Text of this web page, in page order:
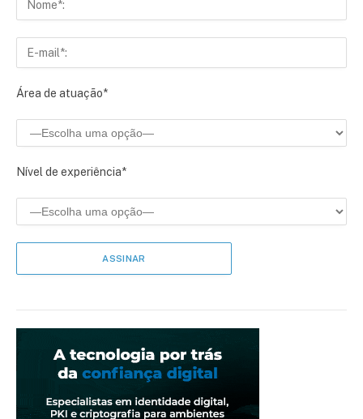
Área de atuação*
Nível de experiência*